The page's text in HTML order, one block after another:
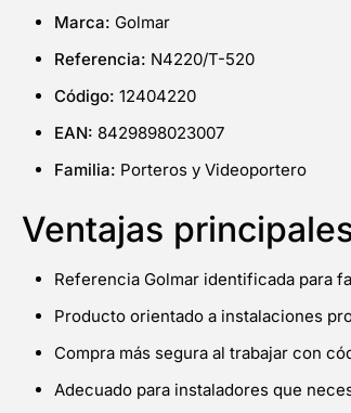
Marca: Golmar
Referencia: N4220/T-520
Código: 12404220
EAN: 8429898023007
Familia: Porteros y Videoportero
Ventajas
Referencia Golmar identificada para
Producto orientado a instalaciones
Compra más segura al trabajar con
Adecuado para instaladores que